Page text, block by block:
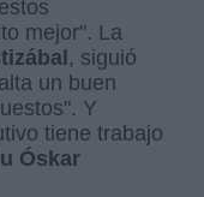
mejor". La
, siguió
un buen
Y
tiene trabajo
Óskar